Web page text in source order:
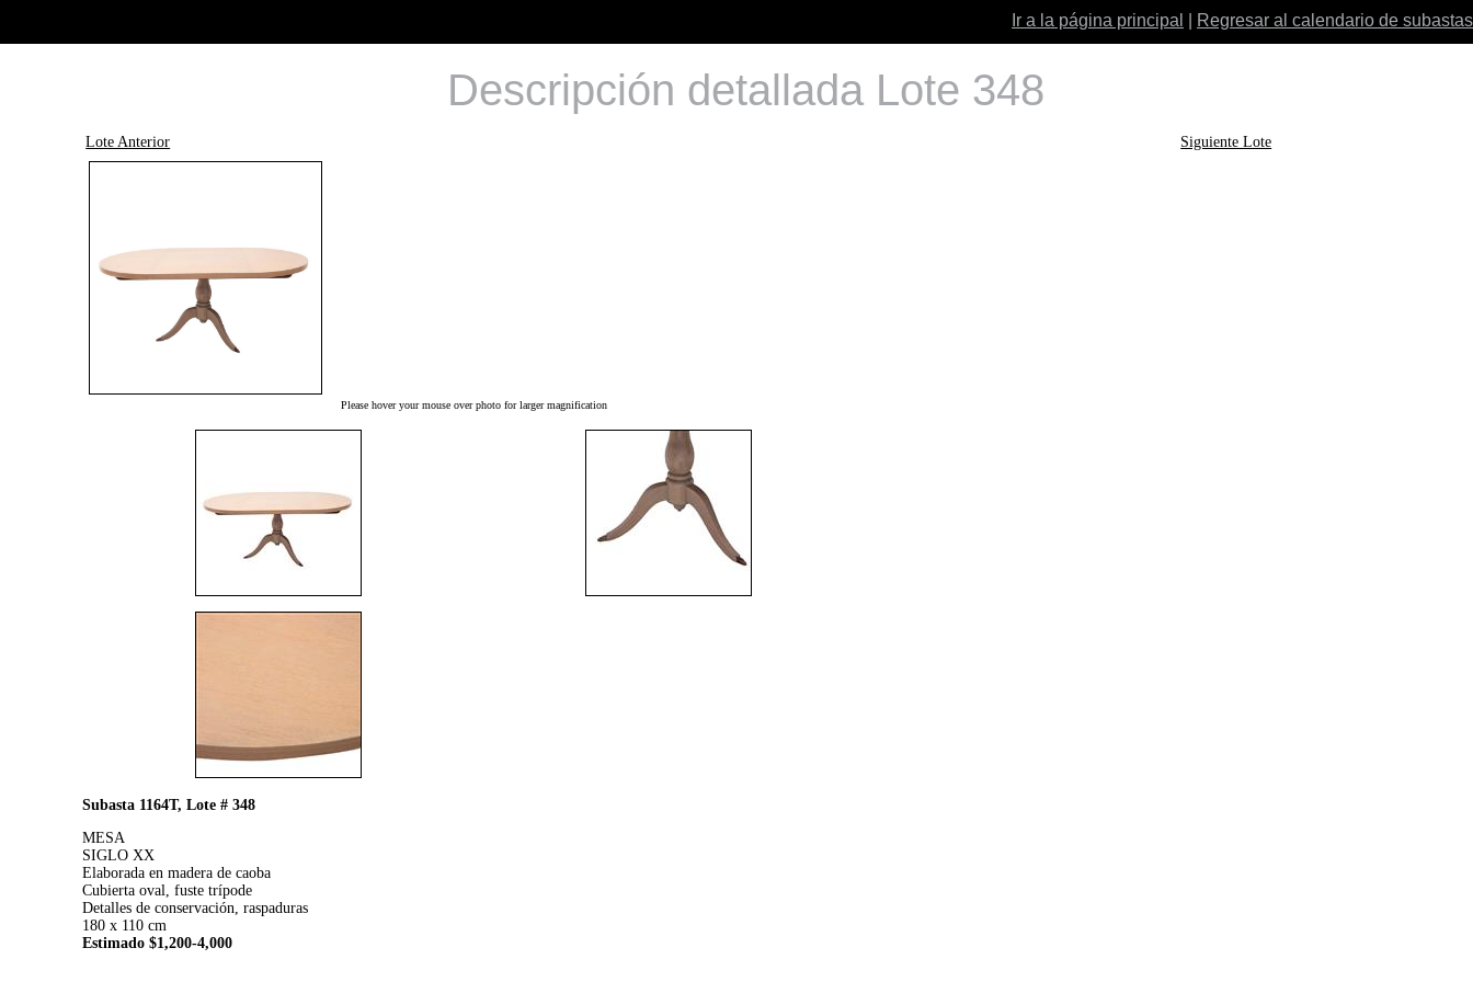
Ir a la página principal Regresar al calendario de subastas
Descripción detallada Lote 348
Lote Anterior Siguiente Lote
Please hover your mouse over photo for larger magnification
Subasta 1164T, Lote # 348
MESA
SIGLO XX
Elaborada en madera de caoba
Cubierta oval, fuste trípode
Detalles de conservación, raspaduras
180 x 110 cm
Estimado $1,200-4,000